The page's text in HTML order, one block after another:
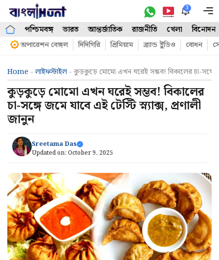
Skip
content
3
পশ্চিমবঙ্গ ভারত আন্তর্জাতিক রাজনীতি খেলা বিনোদন
অপারেশন বেঙ্গল দিদিগিরি প্রিমিয়াম ব্র্যান্ড ষ্টুডিও বোধন
Home - লাইফস্টাইল- কুড়কুড়ে মোমো এখন ঘরেই সম্ভব! বিকালের চা-সঙ্গে
কুড়কুড়ে মোমো এখন ঘরেই সম্ভব! বিকালের
চা-সঙ্গে জমে যাবে এই টেস্টি স্ন্যাক্স, প্রণালী
জানুন
Sreetama Das
Updated on: October 9, 2025